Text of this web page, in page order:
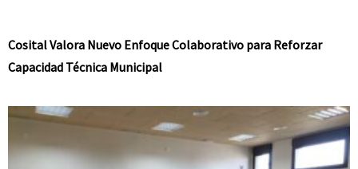
Cosital Valora Nuevo Enfoque Colaborativo para Reforzar
Capacidad Técnica Municipal